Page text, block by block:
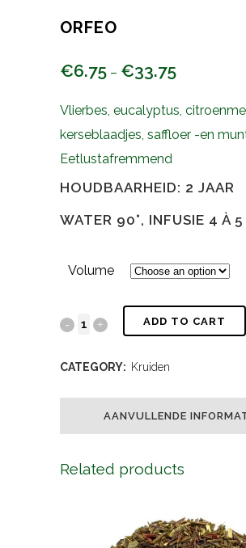
ORFEO
€6.75 – €33.75
Vlierbes, eucalyptus,
kerseblaadjes, saffloer -en
Eetlustafremmend
HOUDBAARHEID: 2 JAAR
WATER 90°, INFUSIE 4 À 5
Volume
ADD TO CART
CATEGORY: Kruiden
AANVULLENDE
Related products